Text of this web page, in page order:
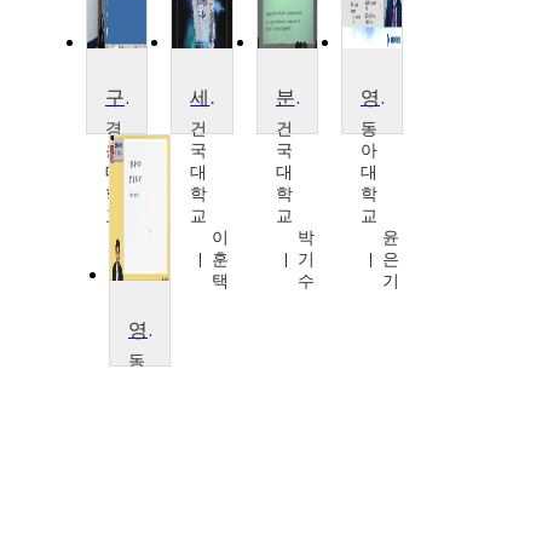
구강미생물학
경
운
대
학
교
희
세포구조생물학
건
국
대
학
교
이
훈
택
분자생물학
건
국
대
학
교
박
기
수
영국의 사회, 문화, 행정의 이해
동
아
대
학
교
윤
은
기
영국의 사회와 행정 들여다보기
동